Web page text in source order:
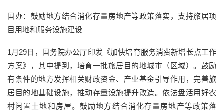
国办：鼓励地方结合消化存量房地产等政策落实，支持旅居项
目用地和服务设施建设
1月29日，国务院办公厅印发《加快培育服务消费新增长点工作
方案》，其中提到，培育一批旅居目的地城市（区域）。鼓励
有条件的地方发挥相关财政资金、产业基金引导作用，完善旅
居目的地基础设施，推动存量设施提升改造。依法盘活用好农
村闲置土地和房屋。鼓励地方结合消化存量房地产等政策落